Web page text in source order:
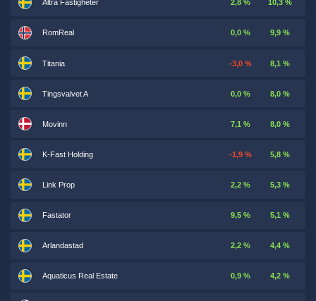
Altra Fastigheter 2,8 % 10,3 %
RomReal 0,0 % 9,9 %
Titania -3,0 % 8,1 %
Tingsvalvet A 0,0 % 8,0 %
Movinn 7,1 % 8,0 %
K-Fast Holding -1,9 % 5,8 %
Link Prop 2,2 % 5,3 %
Fastator 9,5 % 5,1 %
Arlandastad 2,2 % 4,4 %
Aquaticus Real Estate 0,9 % 4,2 %